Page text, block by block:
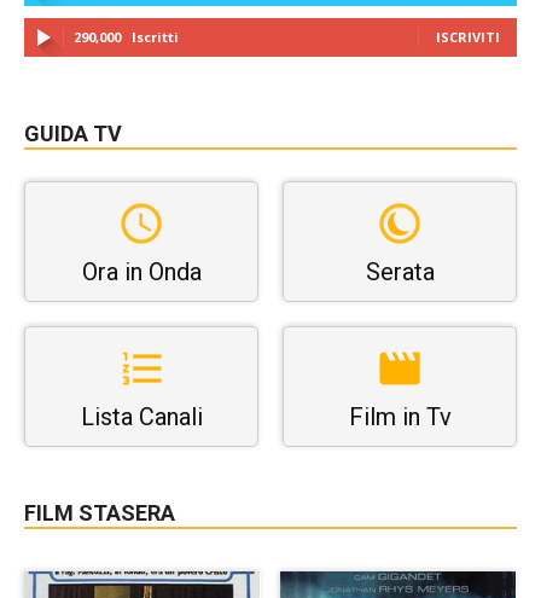
290,000 Iscritti ISCRIVITI
GUIDA TV
Ora in Onda Serata
Lista Canali Film in Tv
FILM STASERA